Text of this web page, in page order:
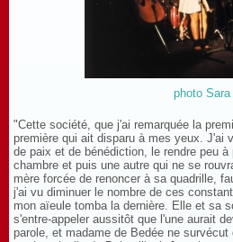
photo Sara
"Cette société, que j'ai remarquée la
première qui ait disparu à mes yeux. J'ai
de paix et de bénédiction, le rendre peu
chambre et puis une autre qui ne se
mère forcée de renoncer à sa quadrille,
j'ai vu diminuer le nombre de ces
mon aïeule tomba la dernière. Elle et sa
s'entre-appeler aussitôt que l'une aurait
parole, et madame de Bedée ne survécut